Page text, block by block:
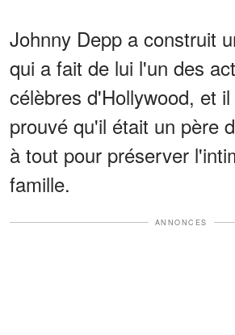
Johnny Depp a construit
qui a fait de lui l'un des
célèbres d'Hollywood, et
prouvé qu'il était un père
à tout pour préserver
famille.
ANNONCES